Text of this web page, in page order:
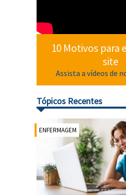
10 Motivos para
site
Assista a vídeos de
Tópicos Recentes
ENFERMAGEM